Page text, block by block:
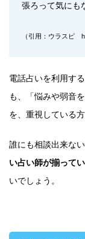
張ろって気にも
（引用：ウラスピ
電話占いを利用す
も、「悩みや弱音
を、重視している方
誰にも相談出来な
い占い師が揃って
いでしょう。